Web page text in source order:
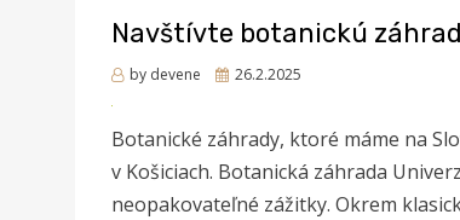
Navštívte botanickú
by devene
Posted
26.2.2025
Botanické záhrady, ktoré máme na
v Košiciach. Botanická záhrada
neopakovateľné zážitky. Okrem